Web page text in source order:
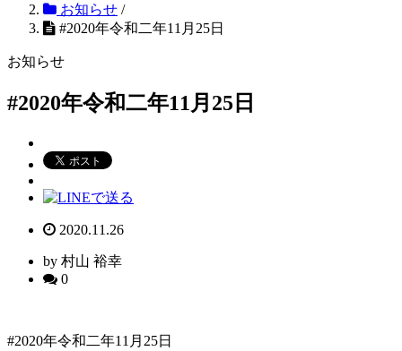
お知らせ /
#2020年令和二年11月25日
お知らせ
#2020年令和二年11月25日
2020.11.26
by 村山 裕幸
0
#2020年令和二年11月25日